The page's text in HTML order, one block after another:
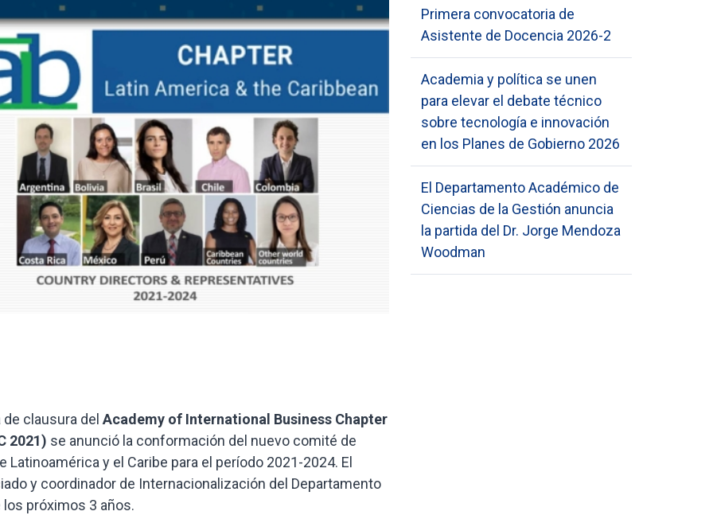
clausura del Academy of International Business Chapter
2021) se anunció la conformación del nuevo comité de
y el Caribe para el período 2021-2024. El
y coordinador de Internacionalización del Departamento
próximos 3 años.
Primera convocatoria de
Asistente de Docencia 2026-2
Academia y política se unen
para elevar el debate técnico
sobre tecnología e innovación
en los Planes de Gobierno 2026
El Departamento Académico de
Ciencias de la Gestión anuncia
la partida del Dr. Jorge Mendoza
Woodman